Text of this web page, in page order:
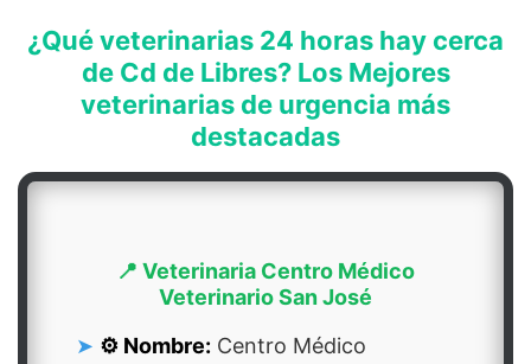
¿Qué veterinarias 24 horas hay cerca
de Cd de Libres? Los Mejores
veterinarias de urgencia más
destacadas
📍 Veterinaria Centro Médico
Veterinario San José
⚙️ Nombre: Centro Médico